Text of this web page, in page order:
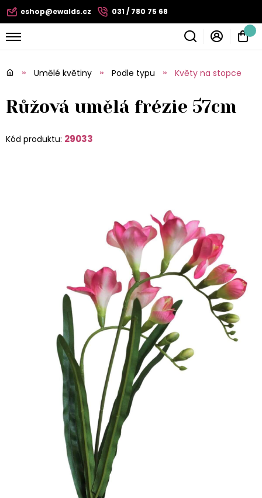
eshop@ewalds.cz 031 / 780 75 68
Umělé květiny Podle typu Květy na stopce
Růžová umělá frézie 57cm
Kód produktu: 29033